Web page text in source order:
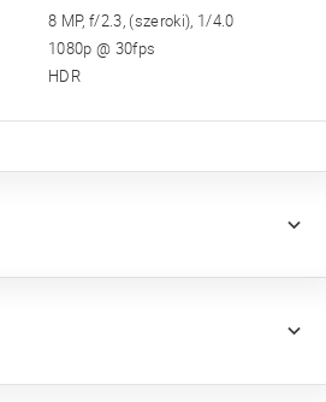
8 MP, f/2.3, (szeroki), 1/4.0
1080p @ 30fps
HDR